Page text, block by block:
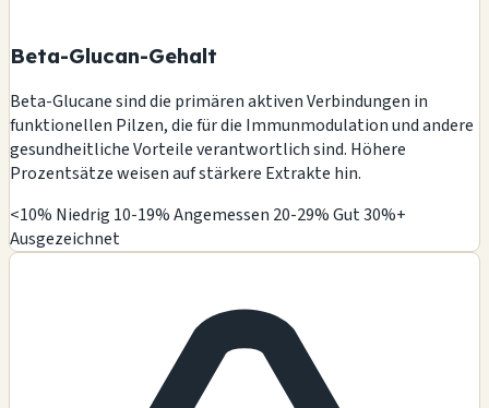
Beta-Glucan-Gehalt
Beta-Glucane sind die primären aktiven Verbindungen in
funktionellen Pilzen, die für die Immunmodulation und andere
gesundheitliche Vorteile verantwortlich sind. Höhere
Prozentsätze weisen auf stärkere Extrakte hin.
<10% Niedrig 10-19% Angemessen 20-29% Gut30%+
Ausgezeichnet